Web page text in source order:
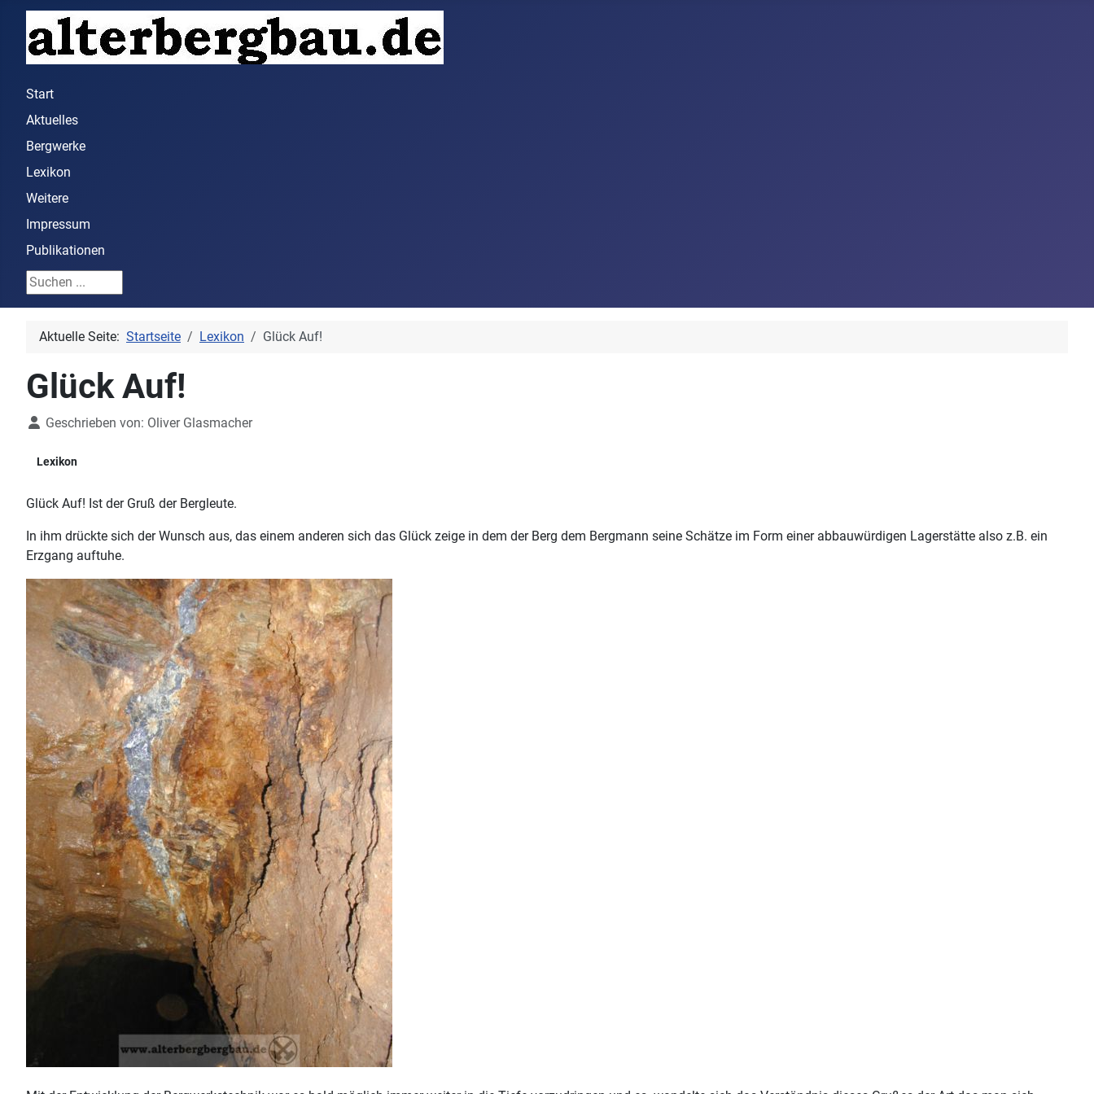
Start
Aktuelles
Bergwerke
Lexikon
Weitere
Impressum
Publikationen
Suchen ...
Aktuelle Seite: Startseite Lexikon Glück Auf!
Glück Auf!
DetailsGeschrieben von: Oliver Glasmacher
Lexikon
Glück Auf! Ist der Gruß der Bergleute.
In ihm drückte sich der Wunsch aus, das einem anderen sich das Glück zeige in dem der Berg dem Bergmann seine Schätze im Form einer abbauwürdigen Lagerstätte also z.B. ein
Erzgang auftuhe.